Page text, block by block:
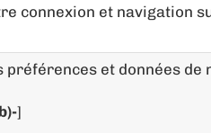
connexion et navigation
préférences et données de
b)-]